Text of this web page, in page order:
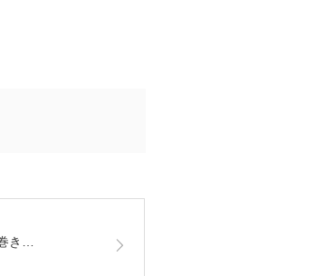
き…